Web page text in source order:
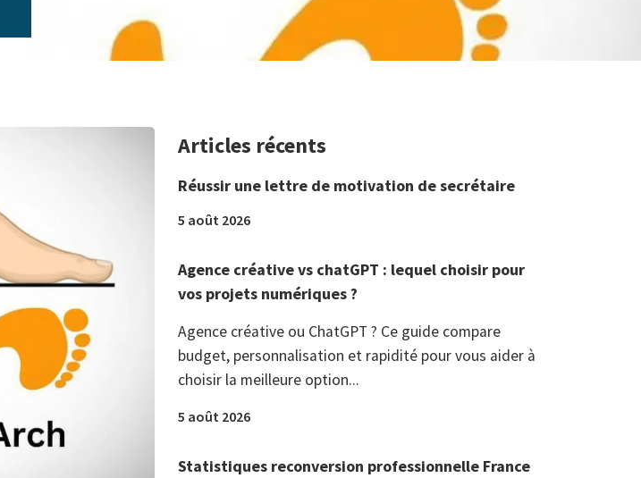
Articles récents
Réussir une lettre de motivation de secrétaire
5 août 2026
Agence créative vs chatGPT : lequel choisir pour
vos projets numériques ?
Agence créative ou ChatGPT ? Ce guide compare
budget, personnalisation et rapidité pour vous aider à
choisir la meilleure option...
5 août 2026
Statistiques reconversion professionnelle France